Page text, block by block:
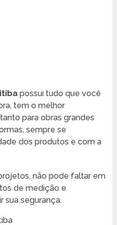
possui tudo que você
tem o melhor
para obras grandes
sempre se
dos produtos e com a
não pode faltar em
de medição e
sua segurança.